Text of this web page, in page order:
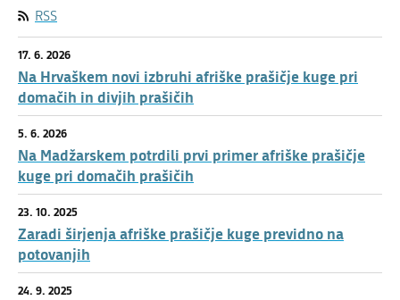
RSS
17. 6. 2026
Na Hrvaškem novi izbruhi afriške prašičje kuge pri
domačih in divjih prašičih
5. 6. 2026
Na Madžarskem potrdili prvi primer afriške prašičje
kuge pri domačih prašičih
23. 10. 2025
Zaradi širjenja afriške prašičje kuge previdno na
potovanjih
24. 9. 2025